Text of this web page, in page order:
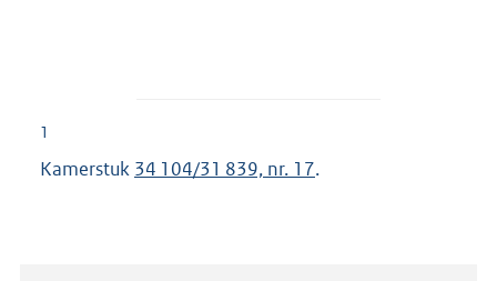
1
Kamerstuk 34 104/31 839, nr. 17.